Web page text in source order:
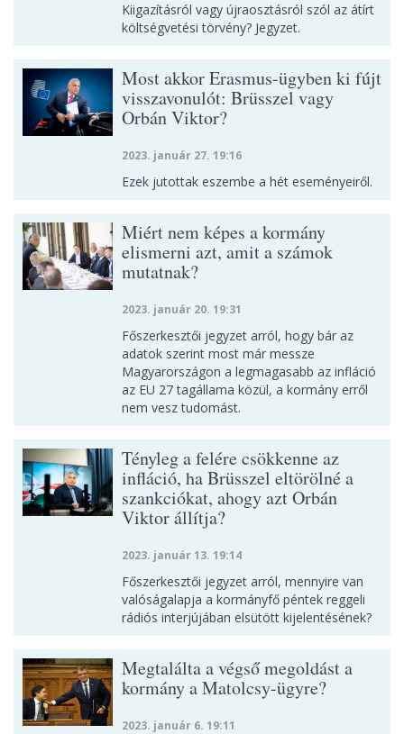
Kiigazításról vagy újraosztásról szól az átírt
költségvetési törvény? Jegyzet.
Most akkor Erasmus-ügyben ki fújt
visszavonulót: Brüsszel vagy
Orbán Viktor?
2023. január 27. 19:16
Ezek jutottak eszembe a hét eseményeiről.
Miért nem képes a kormány
elismerni azt, amit a számok
mutatnak?
2023. január 20. 19:31
Főszerkesztői jegyzet arról, hogy bár az
adatok szerint most már messze
Magyarországon a legmagasabb az infláció
az EU 27 tagállama közül, a kormány erről
nem vesz tudomást.
Tényleg a felére csökkenne az
infláció, ha Brüsszel eltörölné a
szankciókat, ahogy azt Orbán
Viktor állítja?
2023. január 13. 19:14
Főszerkesztői jegyzet arról, mennyire van
valóságalapja a kormányfő péntek reggeli
rádiós interjújában elsütött kijelentésének?
Megtalálta a végső megoldást a
kormány a Matolcsy-ügyre?
2023. január 6. 19:11